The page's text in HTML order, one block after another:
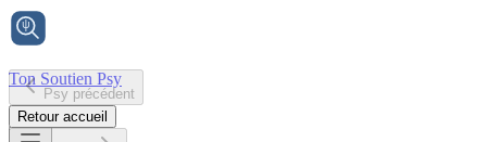
Ton Soutien Psy
Accueil
Psy précédent
Retour accueil